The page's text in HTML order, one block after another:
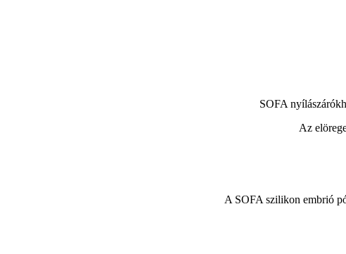
SOFA
Az
A SOFA szilikon embrió